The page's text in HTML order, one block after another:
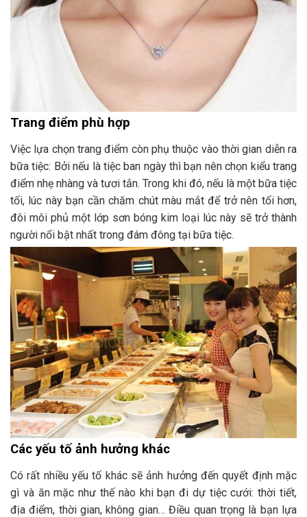
Trang điểm phù hợp
Việc lựa chọn trang điểm còn phụ thuộc vào thời gian diễn ra
bữa tiệc: Bởi nếu là tiệc ban ngày thì bạn nên chọn kiểu trang
điểm nhẹ nhàng và tươi tắn. Trong khi đó, nếu là một bữa tiệc
tối, lúc này bạn cần chăm chút màu mắt để trở nên tối hơn,
đôi môi phủ một lớp sơn bóng kim loại lúc này sẽ trở thành
người nổi bật nhất trong đám đông tại bữa tiệc.
Các yếu tố ảnh hưởng khác
Có rất nhiều yếu tố khác sẽ ảnh hưởng đến quyết định mặc
gì và ăn mặc như thế nào khi bạn đi dự tiệc cưới: thời tiết,
địa điểm, thời gian, không gian… Điều quan trọng là bạn lựa